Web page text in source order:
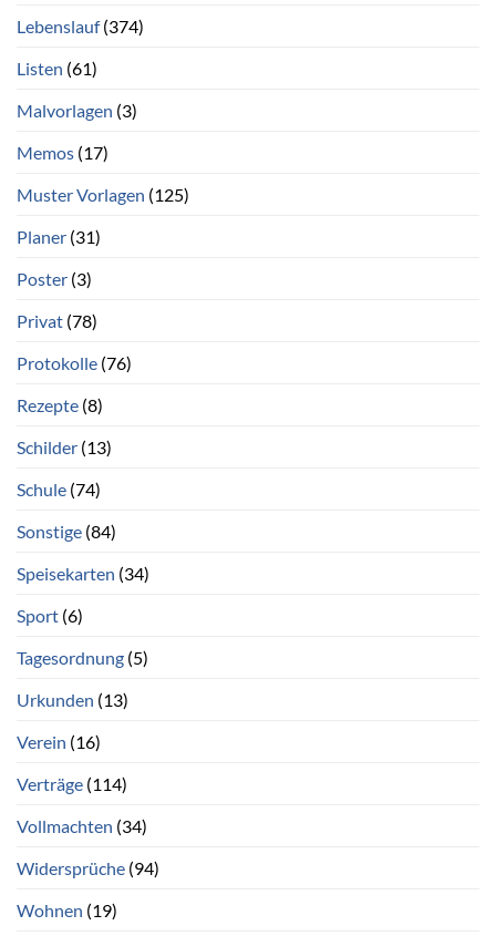
Lebenslauf(374)
Listen (61)
Malvorlagen (3)
Memos (17)
Muster Vorlagen (125)
Planer (31)
Poster (3)
Privat (78)
Protokolle (76)
Rezepte (8)
Schilder (13)
Schule (74)
Sonstige (84)
Speisekarten (34)
Sport (6)
Tagesordnung (5)
Urkunden (13)
Verein (16)
Verträge (114)
Vollmachten (34)
Widersprüche (94)
Wohnen (19)